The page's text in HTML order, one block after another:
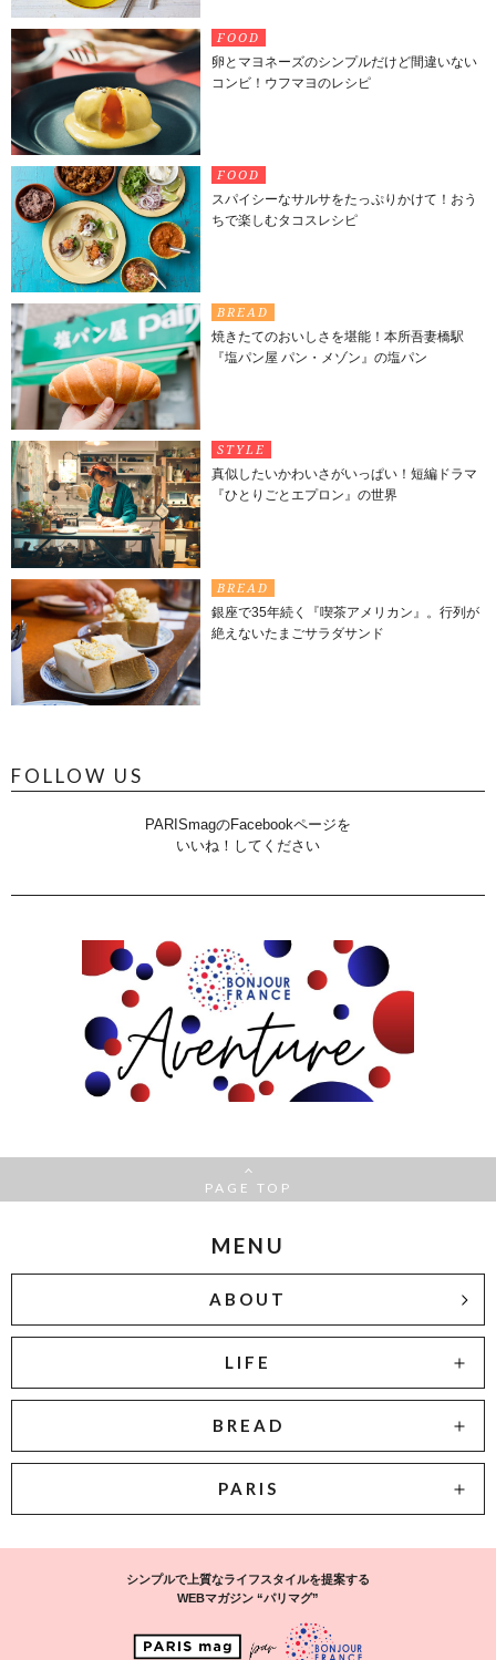
FOOD
卵とマヨネーズのシンプルだけど間違いない
コンビ！ウフマヨのレシピ
FOOD
スパイシーなサルサをたっぷりかけて！おう
ちで楽しむタコスレシピ
BREAD
焼きたてのおいしさを堪能！本所吾妻橋駅
『塩パン屋 パン・メゾン』の塩パン
STYLE
真似したいかわいさがいっぱい！短編ドラマ
『ひとりごとエプロン』の世界
BREAD
銀座で35年続く『喫茶アメリカン』。行列が
絶えないたまごサラダサンド
FOLLOW US
PARISmagのFacebookページを
いいね！してください
PAGE TOP
MENU
ABOUT
LIFE
BREAD
PARIS
シンプルで上質なライフスタイルを提案する
WEBマガジン “パリマグ”